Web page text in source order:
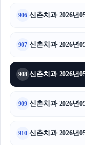
906 신촌치과 2026년
907 신촌치과 2026년
908 신촌치과 2026년
909 신촌치과 2026년
910 신촌치과 2026년